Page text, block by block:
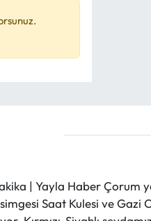
| Yayla Haber Çorum
Saat Kulesi ve